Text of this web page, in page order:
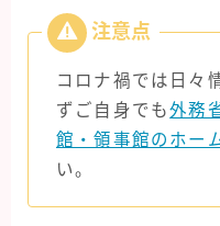
タイ旅行
ハワイ旅行
フィンランド旅行
フランス旅行
ラスベガス旅行
コロナ禍では日々
ずご自身でも外務
館・領事館のホー
い。